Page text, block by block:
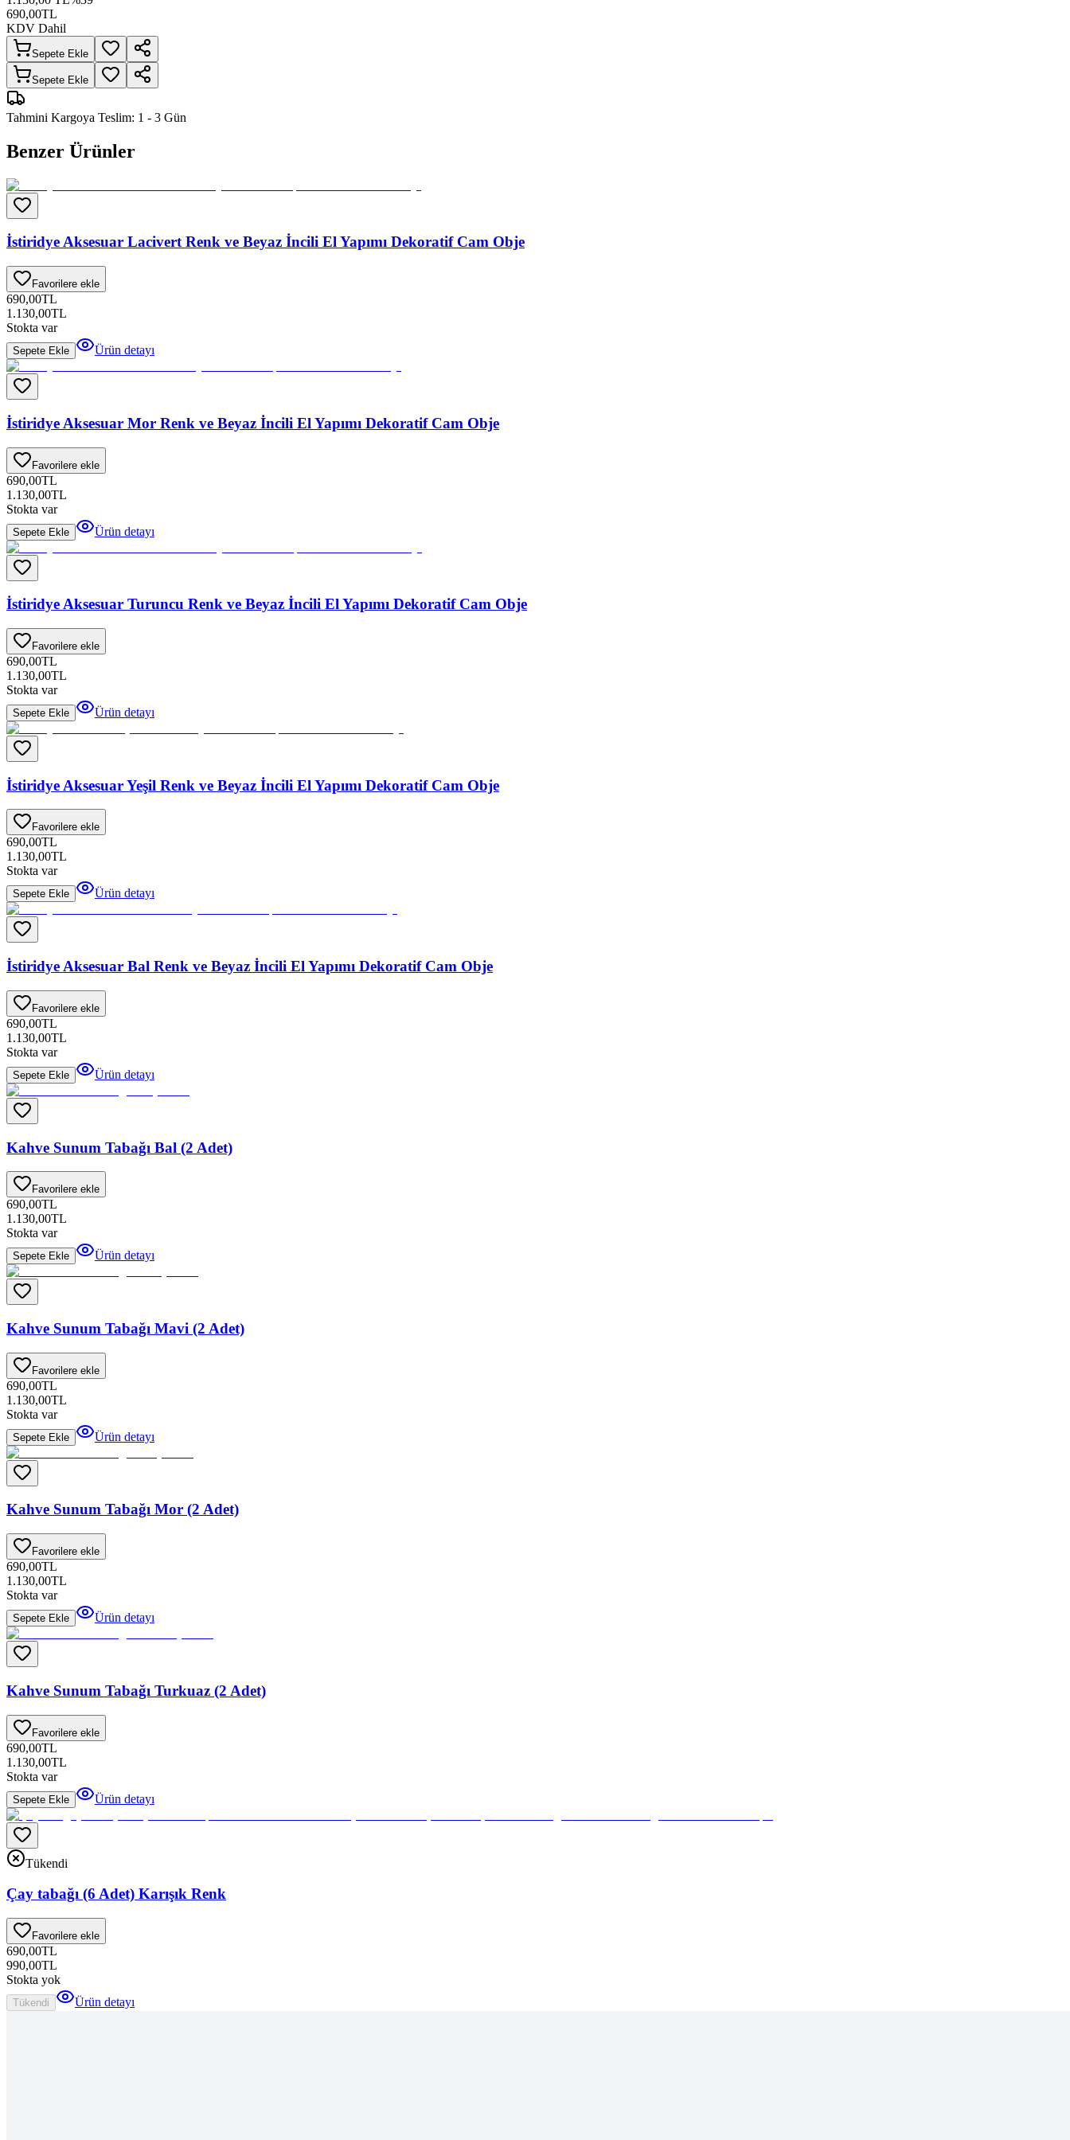
690,00TL
KDV Dahil
Sepete Ekle
Sepete Ekle
Tahmini Kargoya Teslim: 1 - 3 Gün
Benzer Ürünler
İstiridye Aksesuar Lacivert Renk ve Beyaz İncili El Yapımı Dekoratif Cam Obje
Favorilere ekle
690,00TL
1.130,00TL
Stokta var
Sepete Ekle Ürün detayı
İstiridye Aksesuar Mor Renk ve Beyaz İncili El Yapımı Dekoratif Cam Obje
Favorilere ekle
690,00TL
1.130,00TL
Stokta var
Sepete Ekle Ürün detayı
İstiridye Aksesuar Turuncu Renk ve Beyaz İncili El Yapımı Dekoratif Cam Obje
Favorilere ekle
690,00TL
1.130,00TL
Stokta var
Sepete Ekle Ürün detayı
İstiridye Aksesuar Yeşil Renk ve Beyaz İncili El Yapımı Dekoratif Cam Obje
Favorilere ekle
690,00TL
1.130,00TL
Stokta var
Sepete Ekle Ürün detayı
İstiridye Aksesuar Bal Renk ve Beyaz İncili El Yapımı Dekoratif Cam Obje
Favorilere ekle
690,00TL
1.130,00TL
Stokta var
Sepete Ekle Ürün detayı
Kahve Sunum Tabağı Bal (2 Adet)
Favorilere ekle
690,00TL
1.130,00TL
Stokta var
Sepete Ekle Ürün detayı
Kahve Sunum Tabağı Mavi (2 Adet)
Favorilere ekle
690,00TL
1.130,00TL
Stokta var
Sepete Ekle Ürün detayı
Kahve Sunum Tabağı Mor (2 Adet)
Favorilere ekle
690,00TL
1.130,00TL
Stokta var
Sepete Ekle Ürün detayı
Kahve Sunum Tabağı Turkuaz (2 Adet)
Favorilere ekle
690,00TL
1.130,00TL
Stokta var
Sepete Ekle Ürün detayı
Tükendi
Çay tabağı (6 Adet) Karışık Renk
Favorilere ekle
690,00TL
990,00TL
Stokta yok
Tükendi Ürün detayı